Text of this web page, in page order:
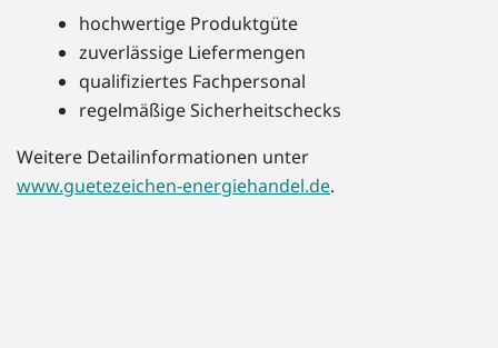
hochwertige Produktgüte
zuverlässige Liefermengen
qualifiziertes Fachpersonal
regelmäßige Sicherheitschecks
Weitere Detailinformationen unter
www.guetezeichen-energiehandel.de.